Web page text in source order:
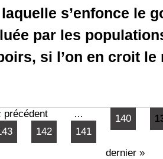
s’enfonce le
par les
si l’on en croit le
précédent …
140
141
142
dernier »